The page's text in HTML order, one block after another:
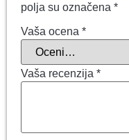
polja su označena *
Vaša ocena *
Vaša recenzija *